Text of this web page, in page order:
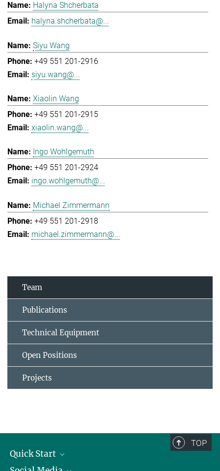
Halyna Shcherbata
halyna.shcherbata@...
Siyu Wang
+49 551 201-2916
siyu.wang@...
Xiaolin Wang
+49 551 201-2915
xiaolin.wang@...
Ingo Wohlgemuth
+49 551 201-2924
ingo.wohlgemuth@...
Michael Zimmermann
+49 551 201-2918
michael.zimmermann@...
Team
Publications
Technical Equipment
Open Positions
Projects
TOP
Quick Start